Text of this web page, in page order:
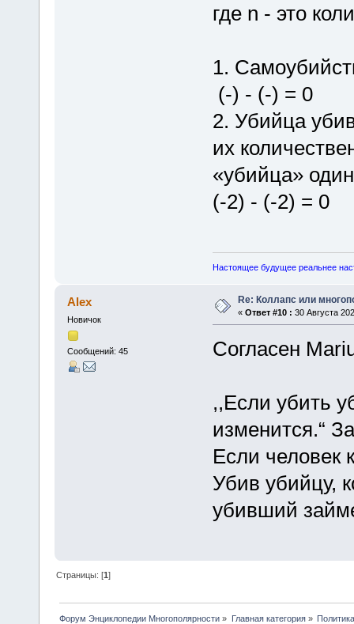
где n - это
1.
(-) - (-) = 0
2. Убийца
их
«убийца»
(-2) - (-2) = 0
Настоящее будущее реальнее
Alex
Новичок
Сообщений: 45
Re: Коллапс или
« Ответ #10 : 30 Августа
Согласен
,,Если убить
изменится.“
Если человек
Убив убийцу,
убивший
Страницы: [1]
Форум Энциклопедии Многополярности » Главная категория» Политика